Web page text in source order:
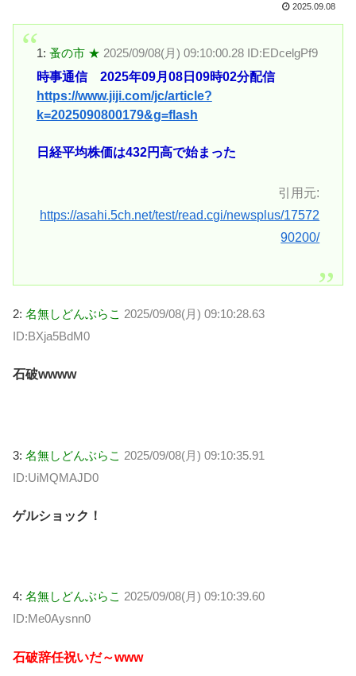
2025.09.08
1: 蚤の市 ★ 2025/09/08(月) 09:10:00.28 ID:EDcelgPf9
時事通信 2025年09月08日09時02分配信
https://www.jiji.com/jc/article?
k=2025090800179&g=flash
日経平均株価は432円高で始まった
引用元:
https://asahi.5ch.net/test/read.cgi/newsplus/17572
90200/
2: 名無しどんぶらこ 2025/09/08(月) 09:10:28.63
ID:BXja5BdM0
石破wwww
3: 名無しどんぶらこ 2025/09/08(月) 09:10:35.91
ID:UiMQMAJD0
ゲルショック！
4: 名無しどんぶらこ 2025/09/08(月) 09:10:39.60
ID:Me0Aysnn0
石破辞任祝いだ～www